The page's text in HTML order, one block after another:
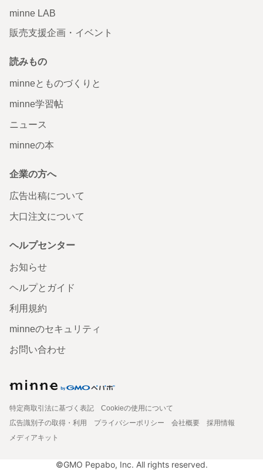
minne LAB
販売支援企画・イベント
読みもの
minneとものづくりと
minne学習帖
ニュース
minneの本
企業の方へ
広告出稿について
大口注文について
ヘルプセンター
お知らせ
ヘルプとガイド
利用規約
minneのセキュリティ
お問い合わせ
特定商取引法に基づく表記
Cookieの使用について
広告識別子の取得・利用
プライバシーポリシー 会社概要
採用情報
メディアキット
©GMO Pepabo, Inc. All rights reserved.